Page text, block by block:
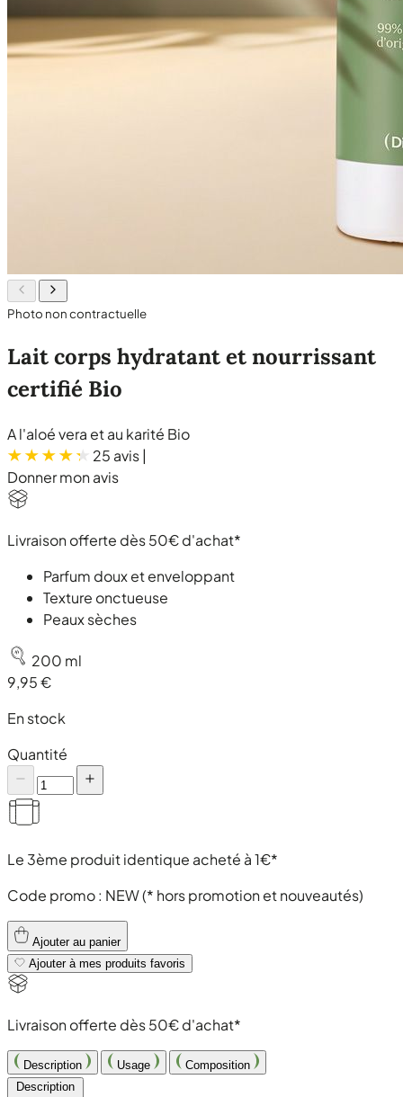
Photo non contractuelle
Lait corps hydratant et nourrissant
certifié Bio
A l'aloé vera et au karité Bio
25 avis|
Donner mon avis
Livraison offerte dès 50€ d'achat*
Parfum doux et enveloppant
Texture onctueuse
Peaux sèches
200 ml
9,95 €
En stock
Quantité
Le 3ème produit identique acheté à 1€*
Code promo : NEW(* hors promotion et nouveautés)
Ajouter au panier
Ajouter à mes produits favoris
Livraison offerte dès 50€ d'achat*
Description Usage
Composition
Description